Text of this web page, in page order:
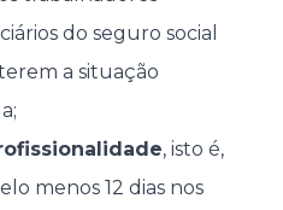
do seguro social
a situação
, isto é,
menos 12 dias nos